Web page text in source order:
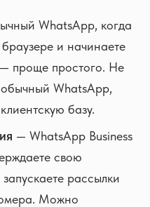
WhatsApp, когда
и начинаете
проще простого. Не
WhatsApp,
базу.
— WhatsApp Business
свою
рассылки
Можно